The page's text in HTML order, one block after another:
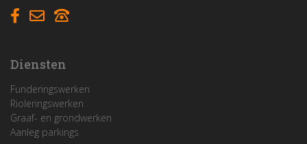
Diensten
Funderingswerken
Rioleringswerken
Graaf- en grondwerken
Aanleg parkings